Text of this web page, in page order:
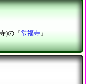
)の『常福寺』